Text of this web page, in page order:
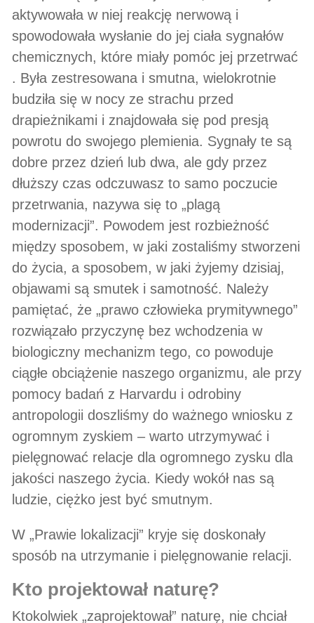
aktywowała w niej reakcję nerwową i
spowodowała wysłanie do jej ciała sygnałów
chemicznych, które miały pomóc jej przetrwać
. Była zestresowana i smutna, wielokrotnie
budziła się w nocy ze strachu przed
drapieżnikami i znajdowała się pod presją
powrotu do swojego plemienia. Sygnały te są
dobre przez dzień lub dwa, ale gdy przez
dłuższy czas odczuwasz to samo poczucie
przetrwania, nazywa się to „plagą
modernizacji”. Powodem jest rozbieżność
między sposobem, w jaki zostaliśmy stworzeni
do życia, a sposobem, w jaki żyjemy dzisiaj,
objawami są smutek i samotność. Należy
pamiętać, że „prawo człowieka prymitywnego”
rozwiązało przyczynę bez wchodzenia w
biologiczny mechanizm tego, co powoduje
ciągłe obciążenie naszego organizmu, ale przy
pomocy badań z Harvardu i odrobiny
antropologii doszliśmy do ważnego wniosku z
ogromnym zyskiem – warto utrzymywać i
pielęgnować relacje dla ogromnego zysku dla
jakości naszego życia. Kiedy wokół nas są
ludzie, ciężko jest być smutnym.
W „Prawie lokalizacji” kryje się doskonały
sposób na utrzymanie i pielęgnowanie relacji.
kto projektował naturę?
Ktokolwiek „zaprojektował” naturę, nie chciał